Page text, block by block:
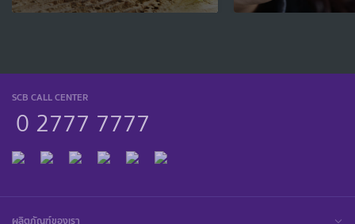
SCB CALL CENTER
0 2777 7777
ผลิตภัณฑ์ของเรา